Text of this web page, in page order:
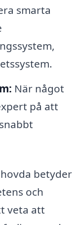
smarta
När något
på att
betyder
och
veta att